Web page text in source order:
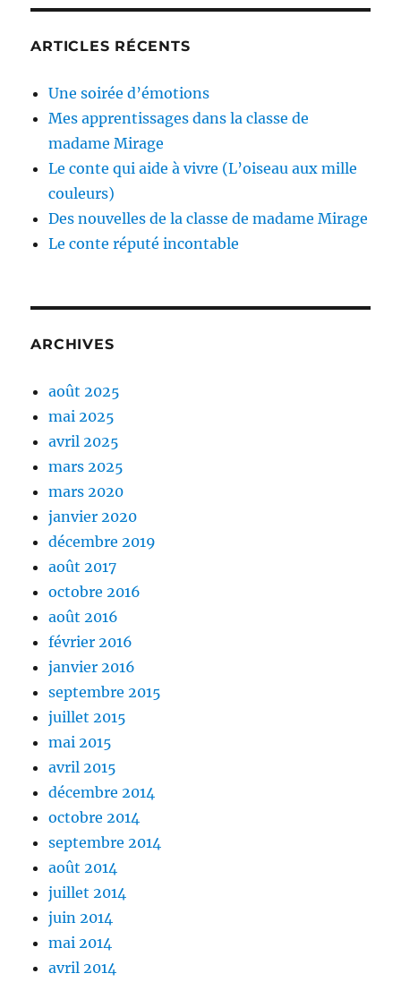
ARTICLES RÉCENTS
Une soirée d’émotions
Mes apprentissages dans la classe de
madame Mirage
Le conte qui aide à vivre (L’oiseau aux mille
couleurs)
Des nouvelles de la classe de madame Mirage
Le conte réputé incontable
ARCHIVES
août 2025
mai 2025
avril 2025
mars 2025
mars 2020
janvier 2020
décembre 2019
août 2017
octobre 2016
août 2016
février 2016
janvier 2016
septembre 2015
juillet 2015
mai 2015
avril 2015
décembre 2014
octobre 2014
septembre 2014
août 2014
juillet 2014
juin 2014
mai 2014
avril 2014